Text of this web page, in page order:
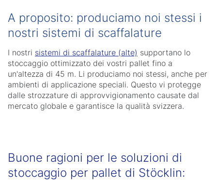
A proposito: produciamo noi stessi i
nostri sistemi di scaffalature
I nostri sistemi di scaffalature (alte) supportano lo
stoccaggio ottimizzato dei vostri pallet fino a
un'altezza di 45 m. Li produciamo noi stessi, anche per
ambienti di applicazione speciali. Questo vi protegge
dalle strozzature di approvvigionamento causate dal
mercato globale e garantisce la qualità svizzera.
Buone ragioni per le soluzioni di
stoccaggio per pallet di Stöcklin: